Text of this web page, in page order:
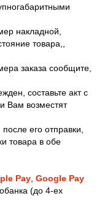
накладной,
товара,,
заказа сообщите,
составьте акт с
Вам возместят
его отправки,
товара в обе
Pay Google Pay
(до 4-ех